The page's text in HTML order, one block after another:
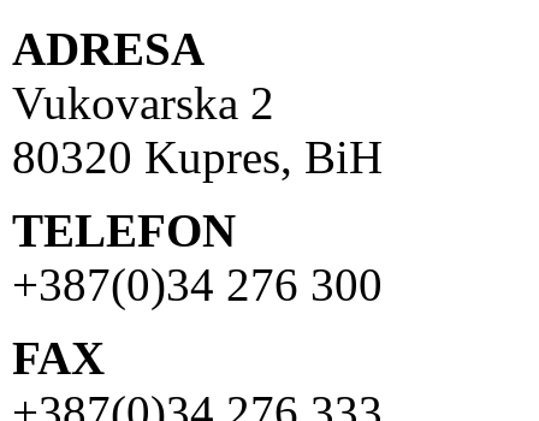
ADRESA
Vukovarska 2
80320 Kupres, BiH
TELEFON
+387(0)34 276 300
FAX